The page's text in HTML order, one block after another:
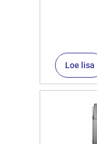
Loe lisa